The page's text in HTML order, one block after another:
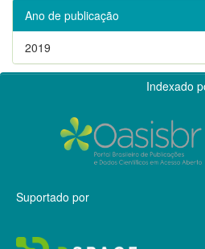
Ano de publicação
2019
Indexado
Suportado por